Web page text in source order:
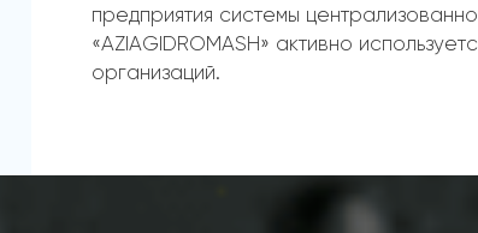
предприятия системы
«AZIAGIDROMASH» активно
организаций.